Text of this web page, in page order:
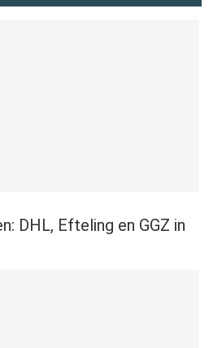
DHL, Efteling en GGZ in